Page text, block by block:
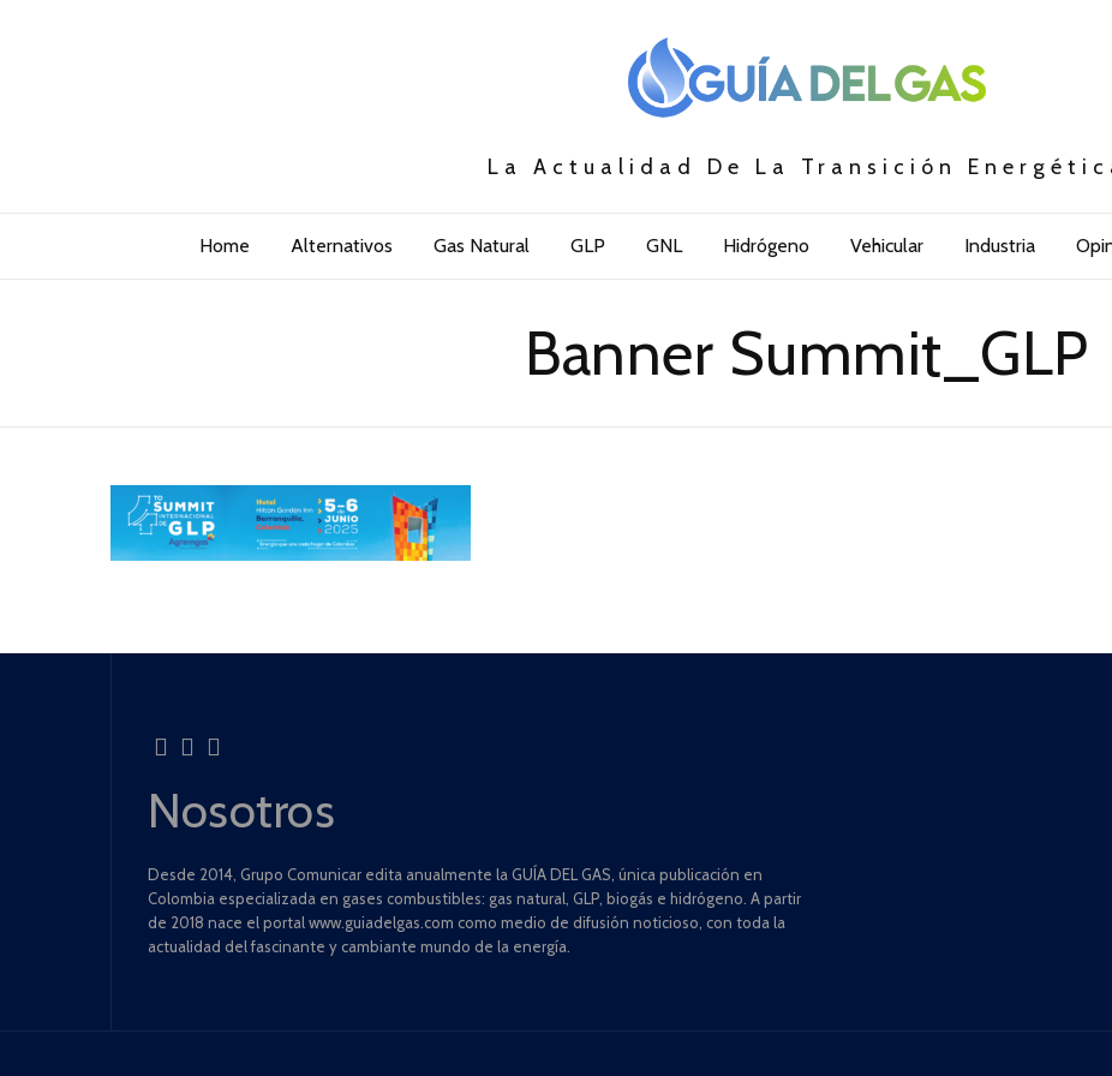
La Actualidad De La Transición
Home Alternativos Gas Natural GLP GNL Hidrógeno Vehicular Industria
Banner Summit_GLP
Nosotros
Desde 2014, Grupo Comunicar edita anualmente la GUÍA DEL GAS, única publicación en
Colombia especializada en gases combustibles: gas natural, GLP, biogás e hidrógeno. A partir
de 2018 nace el portal www.guiadelgas.com como medio de difusión noticioso, con toda la
actualidad del fascinante y cambiante mundo de la energía.